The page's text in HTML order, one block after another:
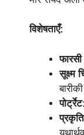
विशेषताएँ:
सूक्ष्म
पोर्ट्रेट: